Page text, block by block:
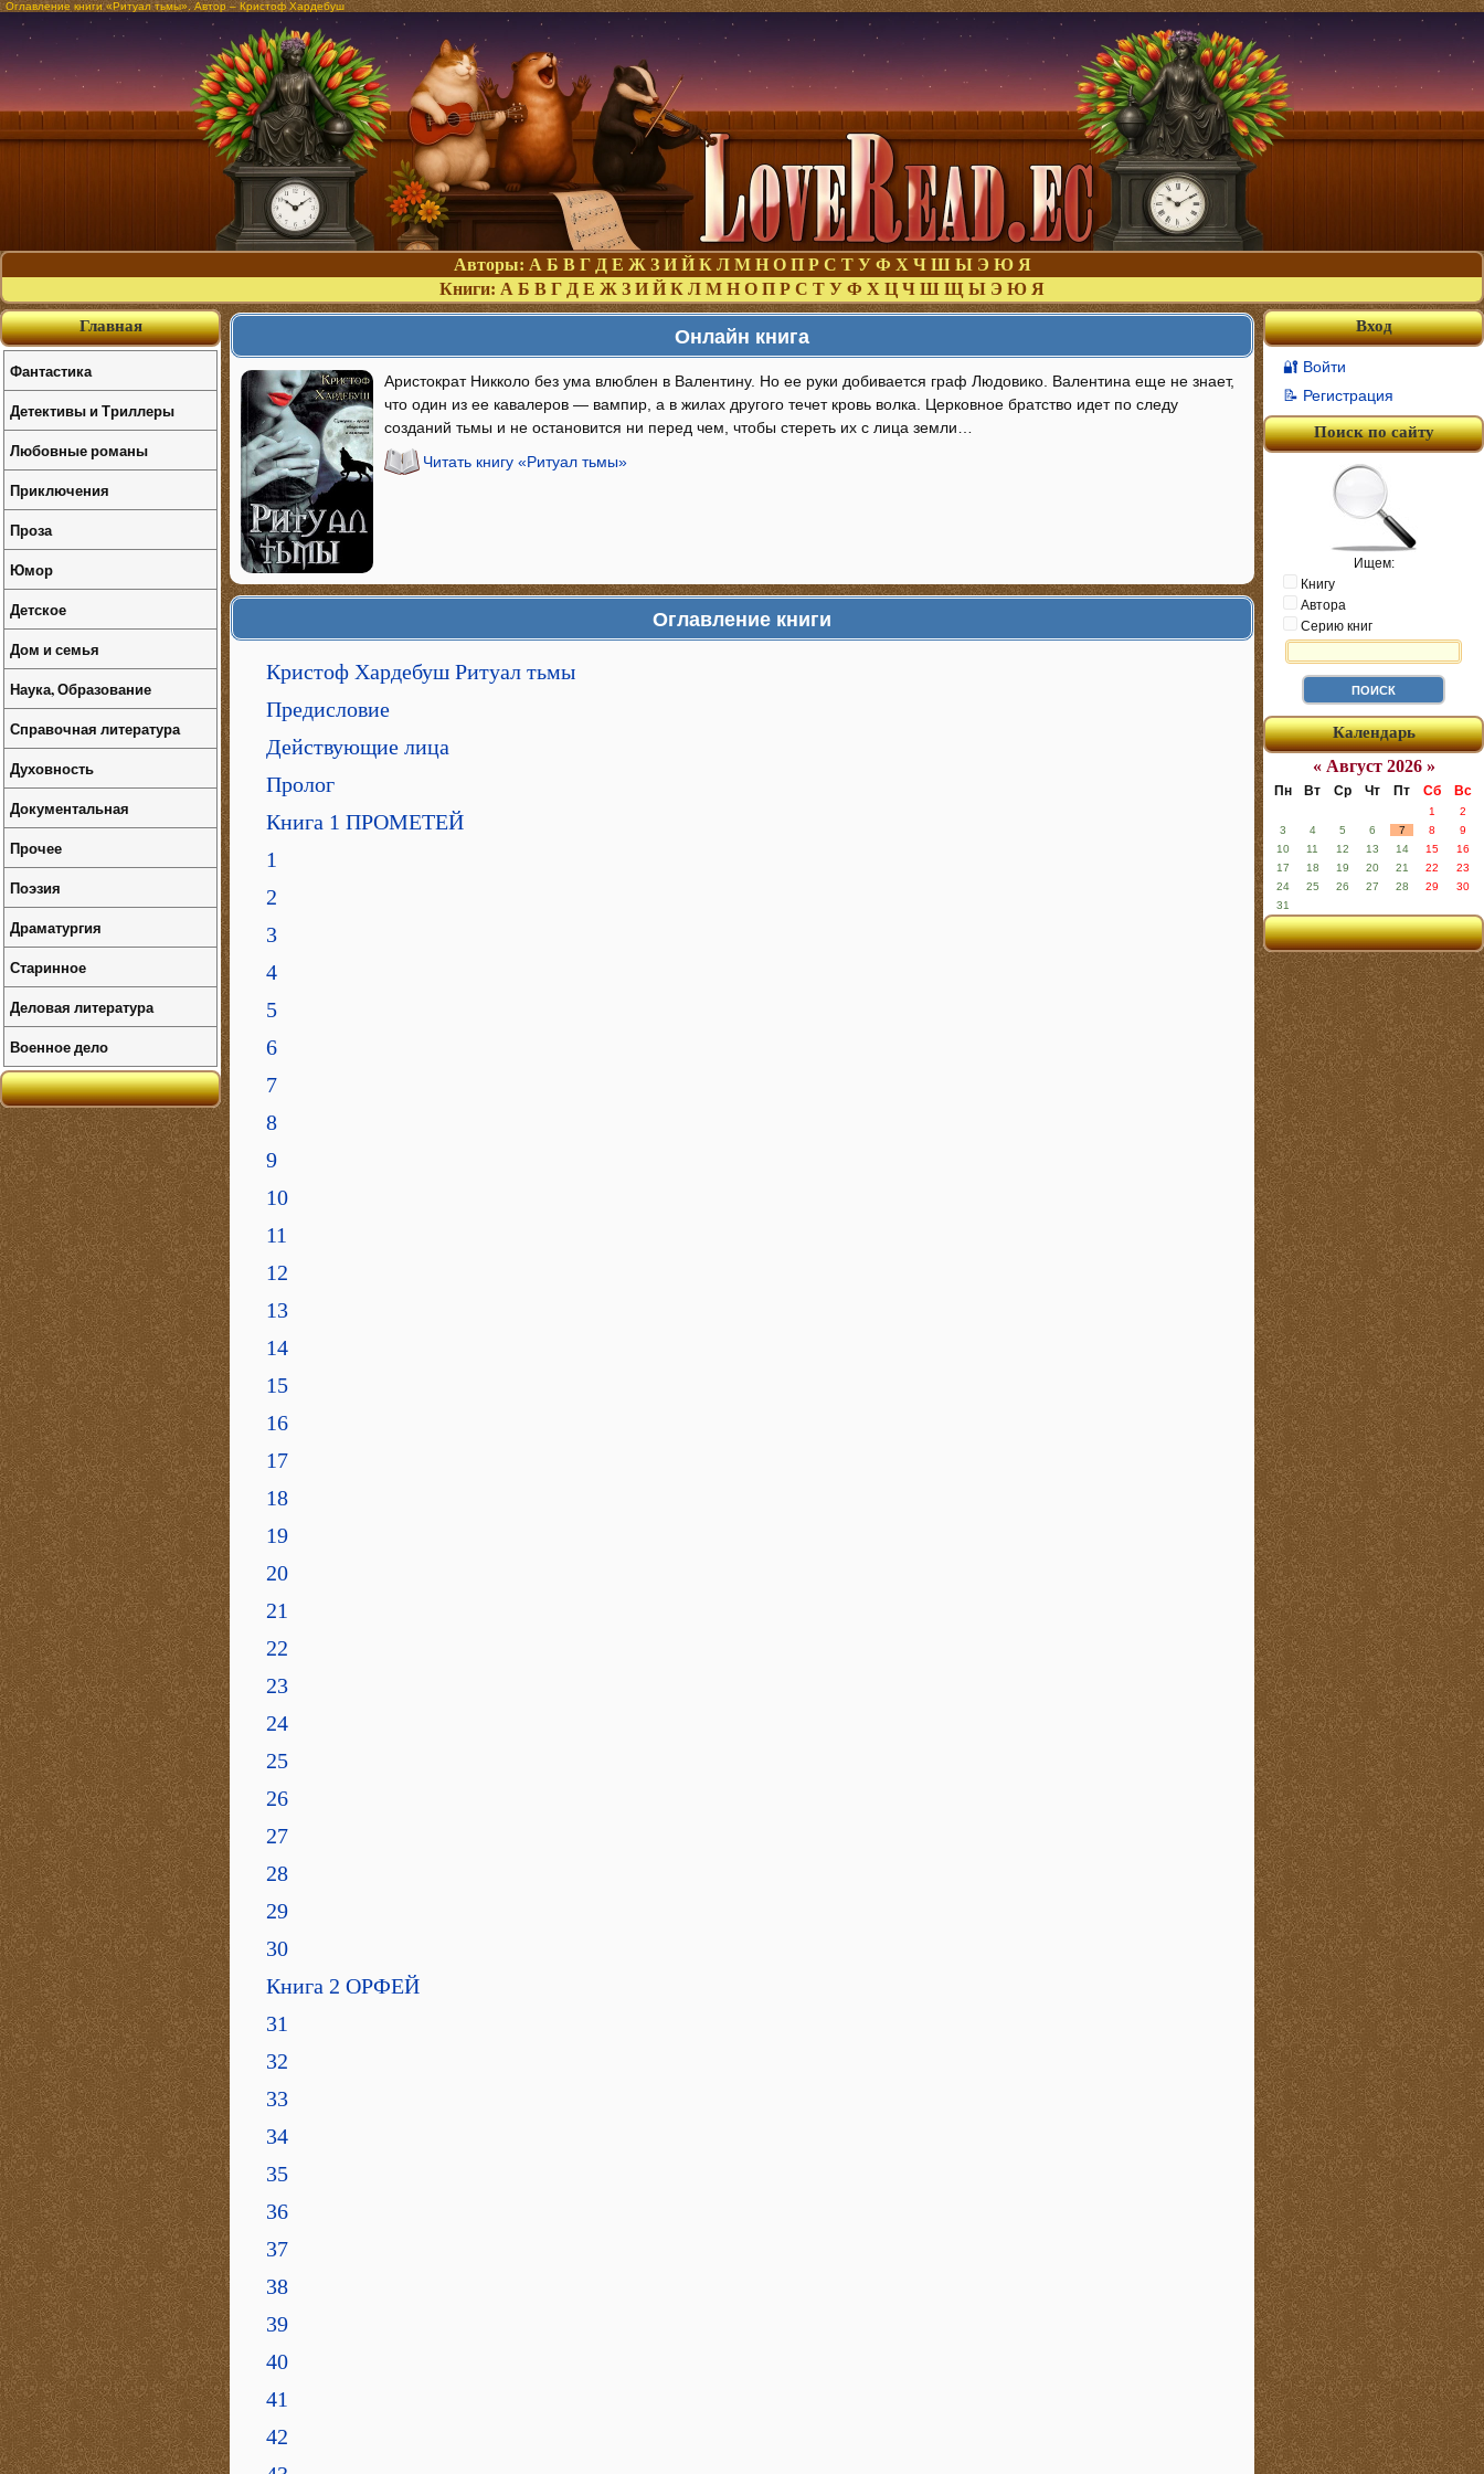
Оглавление книги «Ритуал тьмы». Автор – Кристоф Хардебуш
Авторы: А Б В Г Д Е Ж З И Й К Л М Н О П Р С Т У Ф Х Ч Ш Ы Э Ю Я
Книги: А Б В Г Д Е Ж З И Й К Л М Н О П Р С Т У Ф Х Ц Ч Ш Щ Ы Э Ю Я
Онлайн книга
Аристократ Никколо без ума влюблен в Валентину. Но ее руки добивается граф Людовико. Валентина еще не знает,
что один из ее кавалеров — вампир, а в жилах другого течет кровь волка. Церковное братство идет по следу
созданий тьмы и не остановится ни перед чем, чтобы стереть их с лица земли…
Читать книгу «Ритуал тьмы»
Оглавление книги
Кристоф Хардебуш Ритуал тьмы
Предисловие
Действующие лица
Пролог
Книга 1 ПРОМЕТЕЙ
1
2
3
4
5
6
7
8
9
10
11
12
13
14
15
16
17
18
19
20
21
22
23
24
25
26
27
28
29
30
Книга 2 ОРФЕЙ
31
32
33
34
35
36
37
38
39
40
41
42
Вход
🔐 Войти
📝 Регистрация
Поиск по сайту
Ищем:
Книгу
Автора
Серию книг
Календарь
« Август 2026 »
Пн Вт Ср Чт Пт Сб Вс
1
2
3
4 5 6 7 8
9
10
11 12 13 14 15
16
17
18 19 20 21 22
23
24
25 26 27 28 29
30
31
Главная
Фантастика
Детективы и Триллеры
Любовные романы
Приключения
Проза
Юмор
Детское
Дом и семья
Наука, Образование
Справочная литература
Духовность
Документальная
Прочее
Поэзия
Драматургия
Старинное
Деловая литература
Военное дело